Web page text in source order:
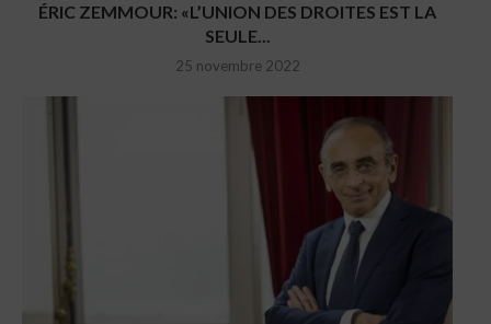
ÉRIC ZEMMOUR: «L’UNION DES DROITES EST LA
SEULE...
25 novembre 2022